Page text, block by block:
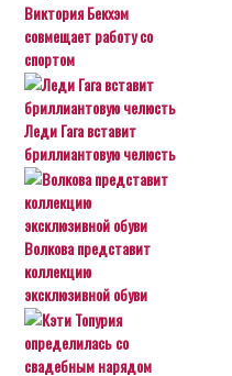
Виктория Бекхэм
совмещает работу со
спортом
Леди Гага вставит
бриллиантовую челюсть
Волкова представит
коллекцию
эксклюзивной обуви